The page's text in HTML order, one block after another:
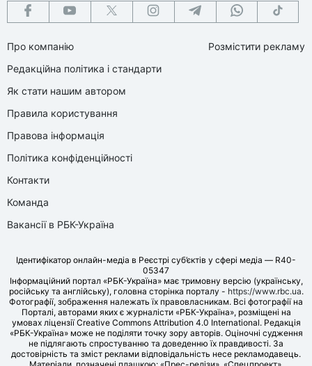
Про компанію
Редакційна політика і стандарти
Як стати нашим автором
Правила користування
Правова інформація
Політика конфіденційності
Контакти
Команда
Вакансії в РБК-Україна
Розмістити рекламу
Ідентифікатор онлайн-медіа в Реєстрі суб’єктів у сфері медіа — R40-
05347
Інформаційний портал «РБК-Україна» має тримовну версію (українську,
російську та англійську), головна сторінка порталу - https://www.rbc.ua.
Фотографії, зображення належать їх правовласникам. Всі фотографії на
Порталі, авторами яких є журналісти «РБК-Україна», розміщені на
умовах ліцензії Creative Commons Attribution 4.0 International. Редакція
«РБК-Україна» може не поділяти точку зору авторів. Оціночні судження
не підлягають спростуванню та доведенню їх правдивості. За
достовірність та зміст реклами відповідальність несе рекламодавець.